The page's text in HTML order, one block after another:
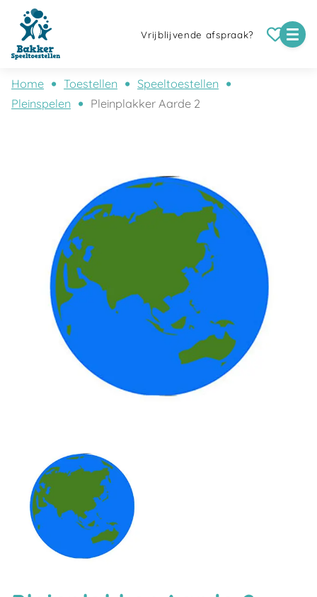
Vrijblijvende afspraak?
Home Toestellen
Speeltoestellen
Pleinspelen
Pleinplakker Aarde 2